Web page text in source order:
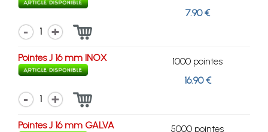
7.90 €
1
Pointes J 16 mm INOX
1000 pointes
16.90 €
1
Pointes J 16 mm GALVA 5000 pointes